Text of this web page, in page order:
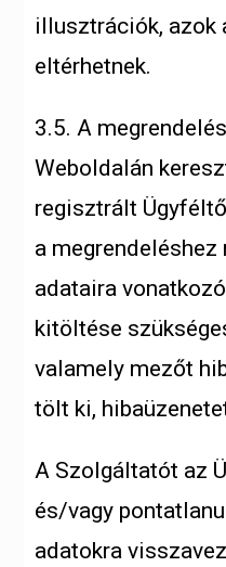
illusztrációk, azok
eltérhetnek.
3.5. A
Weboldalán
regisztrált
a megrendeléshez
adataira
kitöltése
valamely mezőt
tölt ki,
A Szolgáltatót az
és/vagy
adatokra